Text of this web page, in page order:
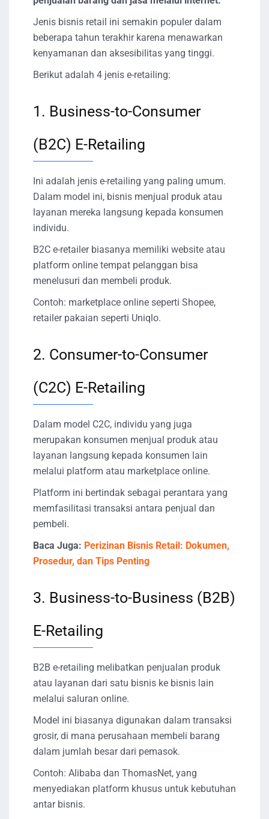
Jenis bisnis retail ini semakin populer dalam
beberapa tahun terakhir karena menawarkan
kenyamanan dan aksesibilitas yang tinggi.
Berikut adalah 4 jenis e-retailing:
1. Business-to-Consumer
(B2C) E-Retailing
Ini adalah jenis e-retailing yang paling umum.
Dalam model ini, bisnis menjual produk atau
layanan mereka langsung kepada konsumen
individu.
B2C e-retailer biasanya memiliki website atau
platform online tempat pelanggan bisa
menelusuri dan membeli produk.
Contoh: marketplace online seperti Shopee,
retailer pakaian seperti Uniqlo.
2. Consumer-to-Consumer
(C2C) E-Retailing
Dalam model C2C, individu yang juga
merupakan konsumen menjual produk atau
layanan langsung kepada konsumen lain
melalui platform atau marketplace online.
Platform ini bertindak sebagai perantara yang
memfasilitasi transaksi antara penjual dan
pembeli.
Baca Juga: Perizinan Bisnis Retail: Dokumen,
Prosedur, dan Tips Penting
3. Business-to-Business (B2B)
E-Retailing
B2B e-retailing melibatkan penjualan produk
atau layanan dari satu bisnis ke bisnis lain
melalui saluran online.
Model ini biasanya digunakan dalam transaksi
grosir, di mana perusahaan membeli barang
dalam jumlah besar dari pemasok.
Contoh: Alibaba dan ThomasNet, yang
menyediakan platform khusus untuk kebutuhan
antar bisnis.